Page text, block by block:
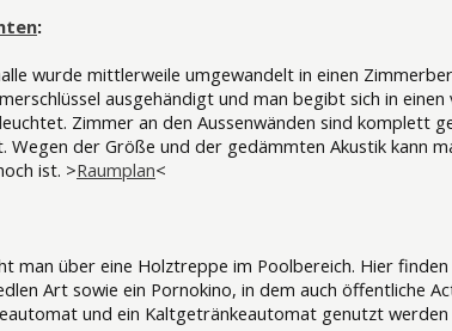
:
wurde mittlerweile umgewandelt in einen
ausgehändigt und man begibt sich in
Zimmer an den Aussenwänden sind komplett
Wegen der Größe und der gedämmten Akustik kann
ist. >Raumplan<
man über eine Holztreppe im Poolbereich. Hier
Art sowie ein Pornokino, in dem auch öffentliche
und ein Kaltgetränkeautomat genutzt werden